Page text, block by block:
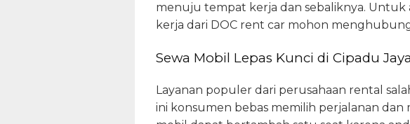
menuju tempat kerja dan sebaliknya.
kerja dari DOC rent car mohon
Sewa Mobil Lepas Kunci di Cipadu Jaya
Layanan populer dari perusahaan rental
ini konsumen bebas memilih perjalanan